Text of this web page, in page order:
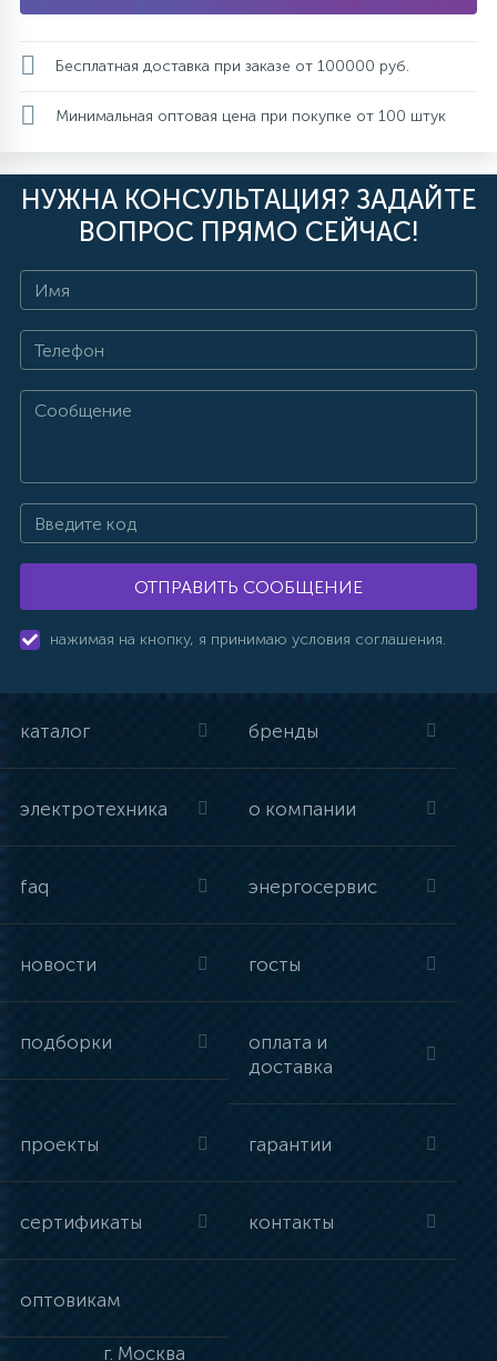
Бесплатная доставка при заказе от 100000 руб.
Минимальная оптовая цена при покупке от 100 штук
НУЖНА КОНСУЛЬТАЦИЯ? ЗАДАЙТЕ
ВОПРОС ПРЯМО СЕЙЧАС!
ОТПРАВИТЬ СООБЩЕНИЕ
нажимая на кнопку, я принимаю условия соглашения.
каталог бренды
электротехника о компании
faq энергосервис
новости госты
подборки
оплата и
доставка
проекты гарантии
сертификаты контакты
оптовикам
г. Москва